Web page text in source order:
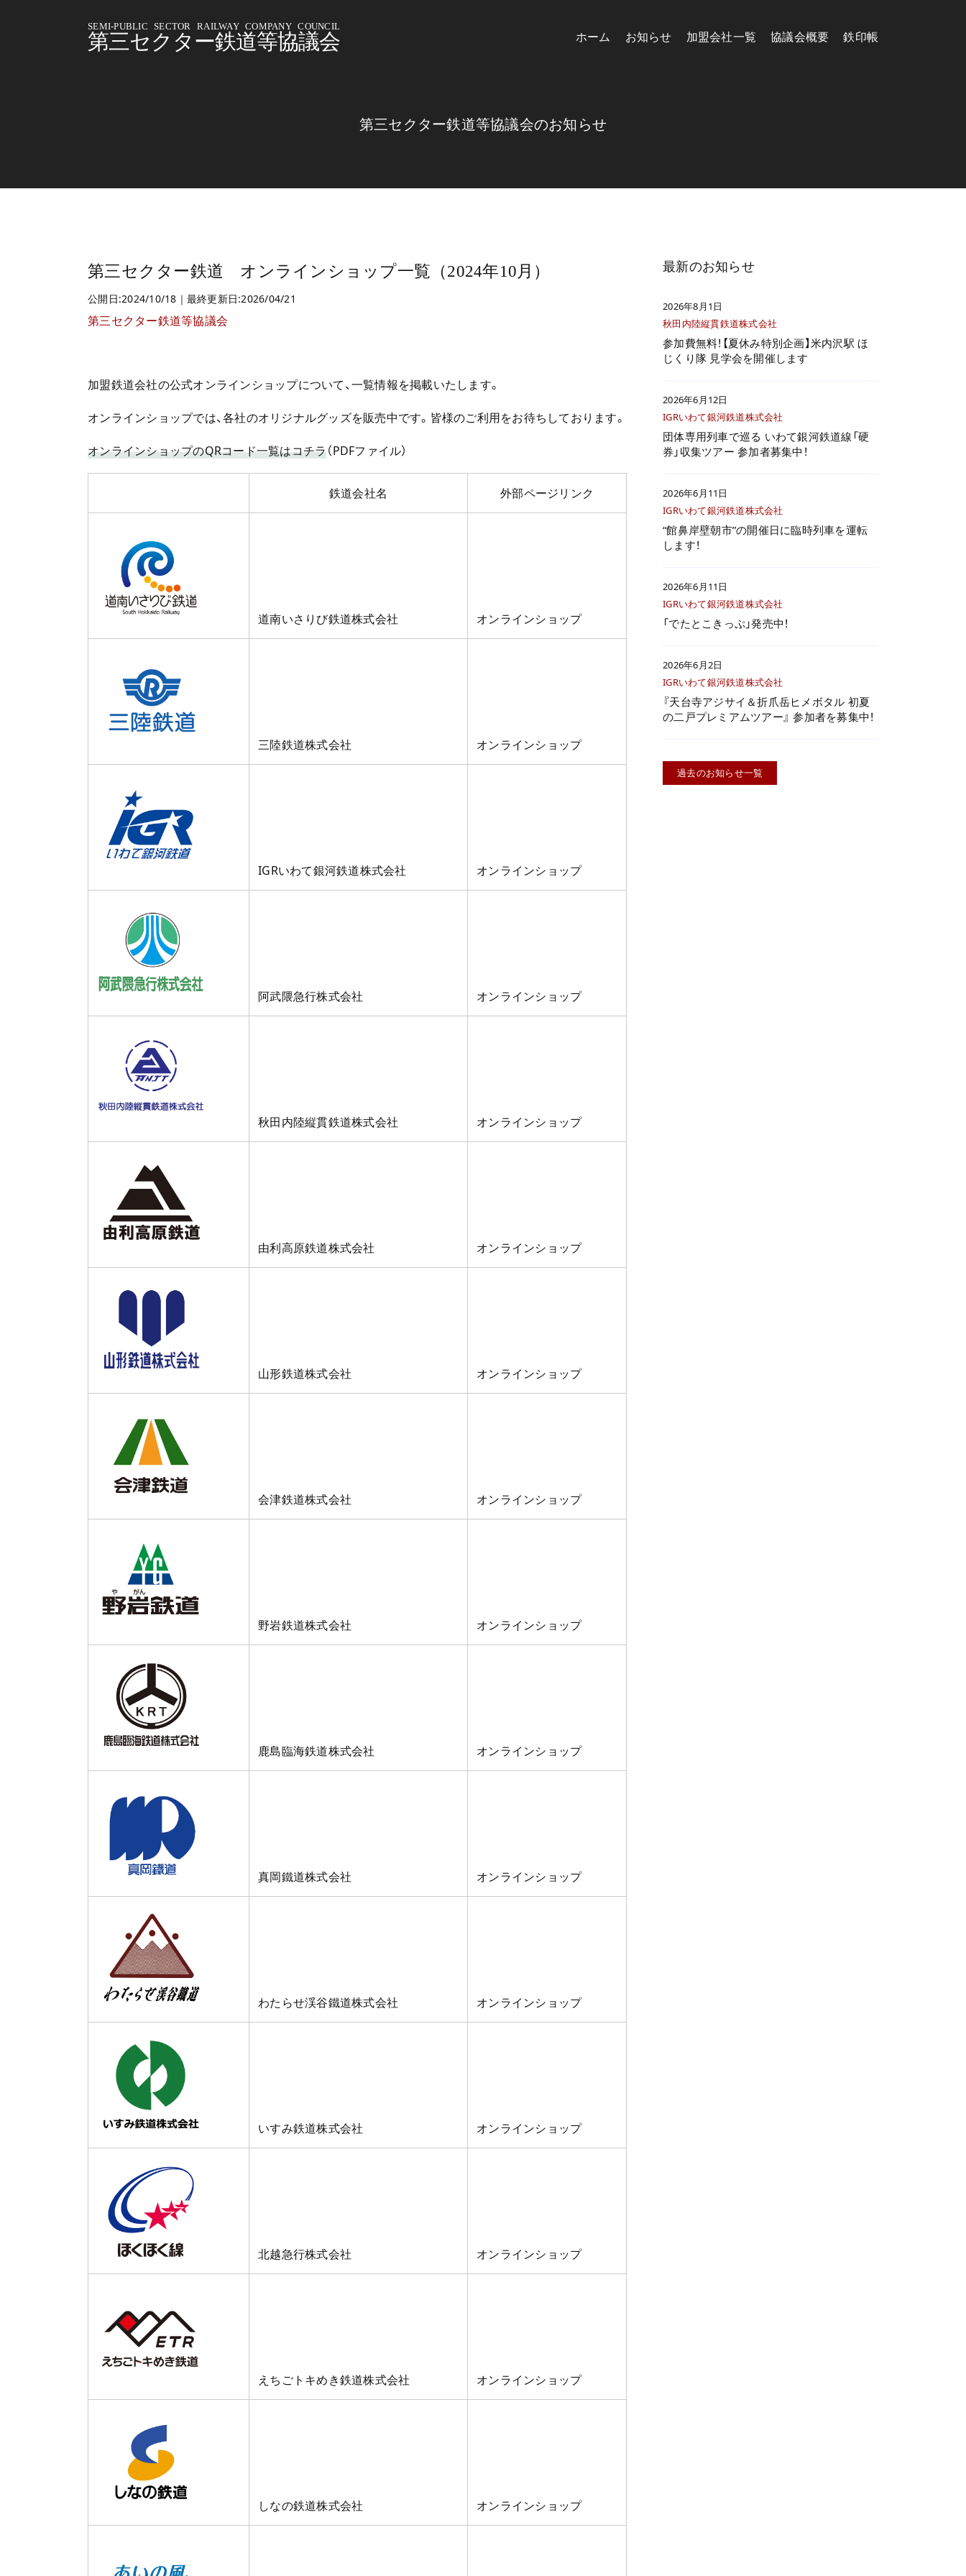
SEMI-PUBLIC SECTOR RAILWAY COMPANY COUNCIL
第三セクター鉄道等協議会 ホーム お知らせ 加盟会社一覧 協議会概要 鉄印帳
第三セクター鉄道等協議会のお知らせ
第三セクター鉄道 オンラインショップ一覧（2024年10月）
公開日:2024/10/18｜最終更新日:2026/04/21
第三セクター鉄道等協議会
加盟鉄道会社の公式オンラインショップについて、一覧情報を掲載いたします。
オンラインショップでは、各社のオリジナルグッズを販売中です。皆様のご利用をお待ちしております。
オンラインショップのQRコード一覧はコチラ（PDFファイル）
鉄道会社名 外部ページリンク
道南いさりび鉄道株式会社 オンラインショップ
三陸鉄道株式会社 オンラインショップ
IGRいわて銀河鉄道株式会社 オンラインショップ
阿武隈急行株式会社 オンラインショップ
秋田内陸縦貫鉄道株式会社 オンラインショップ
由利高原鉄道株式会社 オンラインショップ
山形鉄道株式会社 オンラインショップ
会津鉄道株式会社 オンラインショップ
野岩鉄道株式会社 オンラインショップ
鹿島臨海鉄道株式会社 オンラインショップ
真岡鐵道株式会社 オンラインショップ
わたらせ渓谷鐵道株式会社 オンラインショップ
いすみ鉄道株式会社 オンラインショップ
北越急行株式会社 オンラインショップ
えちごトキめき鉄道株式会社 オンラインショップ
しなの鉄道株式会社 オンラインショップ
最新のお知らせ
2026年8月1日
秋田内陸縦貫鉄道株式会社
参加費無料！【夏休み特別企画】米内沢駅 ほ
じくり隊 見学会を開催します
2026年6月12日
IGRいわて銀河鉄道株式会社
団体専用列車で巡る いわて銀河鉄道線「硬
券」収集ツアー 参加者募集中！
2026年6月11日
IGRいわて銀河鉄道株式会社
“館鼻岸壁朝市”の開催日に臨時列車を運転
します！
2026年6月11日
IGRいわて銀河鉄道株式会社
「でたとこきっぷ」発売中！
2026年6月2日
IGRいわて銀河鉄道株式会社
『天台寺アジサイ＆折爪岳ヒメボタル 初夏
の二戸プレミアムツアー』 参加者を募集中！
過去のお知らせ一覧